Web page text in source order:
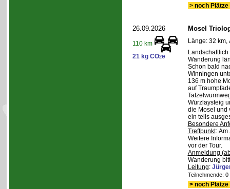
> noch
26.09.2026
110 km
21 kg CO2e
Mosel
Länge: 32 km,
Wanderung
Schon bald
Winningen
136 m hohe
auf
Würzlaysteig
die Mosel und
ein teils
Besondere
Treffpunkt: Am
Weitere
vor der Tour.
Anmeldung
Wanderung
Leitung:
Teilnehmende:
> noch